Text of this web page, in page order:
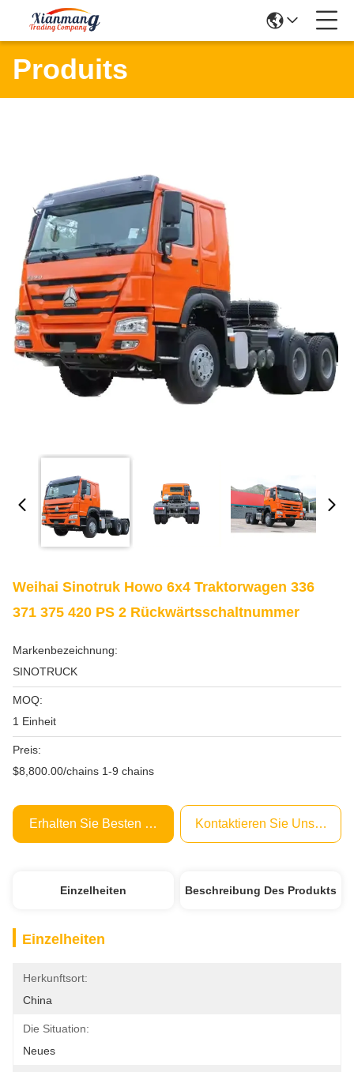
Produits
Weihai Sinotruk Howo 6x4 Traktorwagen 336
371 375 420 PS 2 Rückwärtsschaltnummer
Markenbezeichnung:
SINOTRUCK
MOQ:
1 Einheit
Preis:
$8,800.00/chains 1-9 chains
Erhalten Sie Besten Preis Kontaktieren Sie Uns Jetzt
Einzelheiten Beschreibung Des Produkts
Einzelheiten
Herkunftsort:
China
Die Situation:
Neues